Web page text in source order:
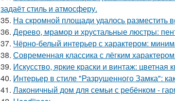
задаёт стиль и атмосферу.
35. На скромной площади удалось разместить
36. Дерево, мрамор и хрустальные люстры:
37. Чёрно-белый интерьер с характером:
38. Современная классика с лёгким
39. Искусство, яркие краски и винтаж: цветная
40. Интерьер в стиле "Разрушенного Замка":
41. Лаконичный дом для семьи с ребёнком -